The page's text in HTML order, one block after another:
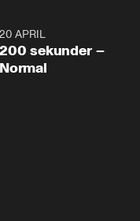
20 APRIL
200 sekunder –
Normal